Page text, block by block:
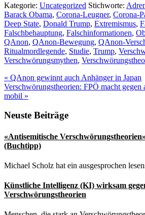
Kategorie: Uncategorized Stichworte:
Barack Obama, Corona-Leugner, Corona-
Deep State, Donald Trump, Extremismus,
Falschbehauptung, Falschinformationen,
QAnon, QAnon-Bewegung, QAnon-
Ritualmordlegende, Studie, Trump,
Verschwörungsmythen,
Vorheriger
Beitrag:
« QAnon gewinnt auch Anhänger in Japan
Nächster
Beitrag:
Verschwörungstheorien: FPÖ macht
mobil »
Seitenspalte
Neuste Beiträge
«Antisemitische
(Buchtipp)
Michael Scholz hat ein ausgesprochen
Künstliche Intelligenz (KI) wirksam
Verschwörungstheorien